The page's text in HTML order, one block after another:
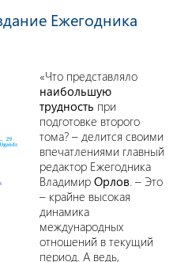
Ежегодника
«Что представляло
наибольшую
трудность при
подготовке второго
тома? – делится своими
впечатлениями главный
редактор Ежегодника
Владимир Орлов. – Это
– крайне высокая
динамика
международных
отношений в текущий
период. А ведь,